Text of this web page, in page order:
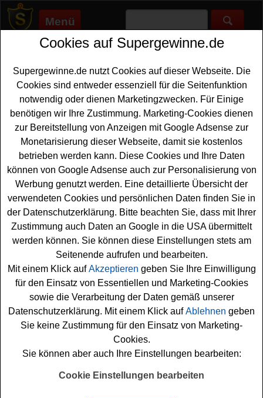
Menü
Supergewinne.de>Gewinnspiele>CD/DVD Gewinnspiele>
Anzeige:
Anzeige:
ARD Gewinnspiel - Polizeiruf 110
Jubiläums DVD Box gewinnen
Ein kostenloses ARD Gewinnspiel anlässlich des 45.
Jubiläums der beliebten Serie Polizeiruf 110. Verlost
werden tolleDVDBoxen der Serie - und Sie können eine
davon gewinnen. Fünf mal wartet die Polizeiruf 110
Jubiläumsedition ? Das Beste aus 45 Jahren als Box mit
jeweils fünf DVDs auf glückliche Gewinner. Zusätzlich
wird eine Defa Polizeiruf 110 Klassiker 1971 ? 1991
CollectionDVD Boxmit 72 Folgen auf insgesamt 33
DVDs verlost.
Um an dem tollen ARD Gewinnspiel teilnehmen und eine
DVD Box gewinne zu können, müssen Sie nur flink die
kleine Quiz-Frage richtig beantworten und können sich
so Ihre Gewinnchance sichern. Viel Glück dabei!
Cookies auf Supergewinne.de
Supergewinne.de nutzt Cookies auf dieser Webseite. Die
Cookies sind entweder essenziell für die Seitenfunktion
notwendig oder dienen Marketingzwecken. Für Einige
benötigen wir Ihre Zustimmung. Marketing-Cookies dienen
zur Bereitstellung von Anzeigen mit Google Adsense zur
Monetarisierung dieser Webseite, damit sie kostenlos
betrieben werden kann. Diese Cookies und Ihre Daten
können von Google Adsense auch zur Personalisierung von
Werbung genutzt werden. Eine detaillierte Übersicht der
verwendeten Cookies und persönlichen Daten finden Sie in
der Datenschutzerklärung. Bitte beachten Sie, dass mit Ihrer
Zustimmung auch Daten an Google in die USA übermittelt
werden können. Sie können diese Einstellungen stets am
Seitenende aufrufen und bearbeiten.
Mit einem Klick aufAkzeptieren geben Sie Ihre Einwilligung
für den Einsatz von Essentiellen und Marketing-Cookies
sowie die Verarbeitung der Daten gemäß unserer
Datenschutzerklärung. Mit einem Klick aufAblehnen geben
Sie keine Zustimmung für den Einsatz von Marketing-
Cookies.
Sie können aber auch Ihre Einstellungen bearbeiten:
Cookie Einstellungen bearbeiten